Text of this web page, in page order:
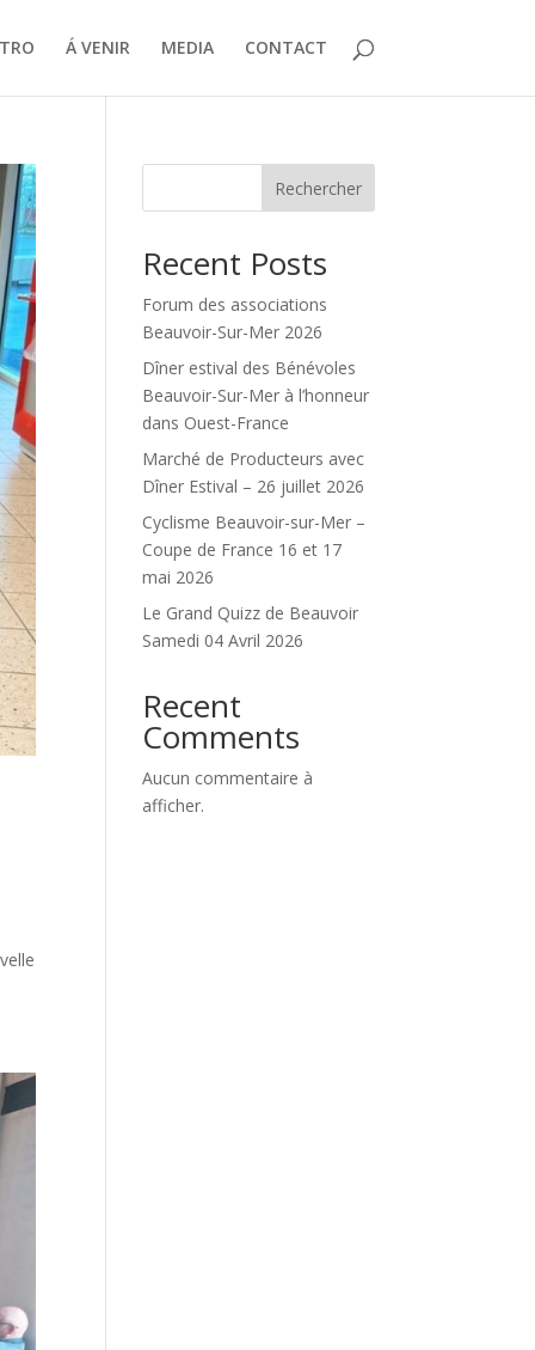
Á VENIR MEDIA CONTACT
Rechercher
Recent Posts
Forum des associations
Beauvoir-Sur-Mer 2026
Dîner estival des Bénévoles
Beauvoir-Sur-Mer à l’honneur
dans Ouest-France
Marché de Producteurs avec
Dîner Estival – 26 juillet 2026
Cyclisme Beauvoir-sur-Mer –
Coupe de France 16 et 17
mai 2026
Le Grand Quizz de Beauvoir
Samedi 04 Avril 2026
Recent
Comments
Aucun commentaire à
afficher.